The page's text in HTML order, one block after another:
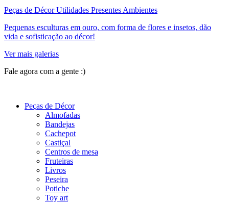
Peças de Décor Utilidades Presentes Ambientes
Pequenas esculturas em ouro, com forma de flores e insetos, dão
vida e sofisticação ao décor!
Ver mais galerias
Fale agora com a gente :)
Peças de Décor
Almofadas
Bandejas
Cachepot
Castiçal
Centros de mesa
Fruteiras
Livros
Peseira
Potiche
Toy art